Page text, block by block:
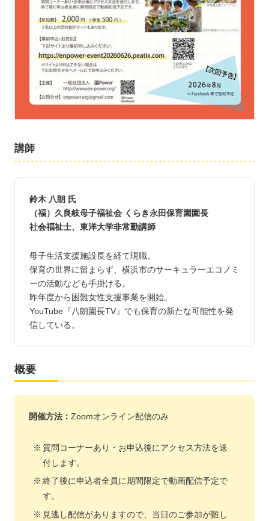
講師
鈴木 八朗 氏
（福）久良岐母子福祉会 くらき永田保育園園長
社会福祉士、東洋大学非常勤講師
母子生活支援施設長を経て現職。
保育の世界に留まらず、横浜市のサーキュラーエコノミ
ーの活動なども手掛ける。
昨年度から困難女性支援事業を開始。
YouTube『八朗園長TV』でも保育の新たな可能性を発
信している。
概要
開催方法： Zoomオンライン配信のみ
質問コーナーあり・お申込後にアクセス方法を送
付します。
終了後に申込者全員に期間限定で動画配信予定で
す。
見逃し配信がありますので、当日のご参加が難し